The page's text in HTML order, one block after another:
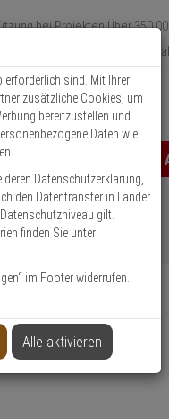
Über
Über 15 Jahre
Schneller Versand
erforderlich sind. Mit Ihrer
zusätzliche Cookies, um
bereitzustellen und
Daten wie
deren Datenschutzerklärung,
den Datentransfer in Länder
gilt.
finden Sie unter
im Footer widerrufen.
Alle aktivieren